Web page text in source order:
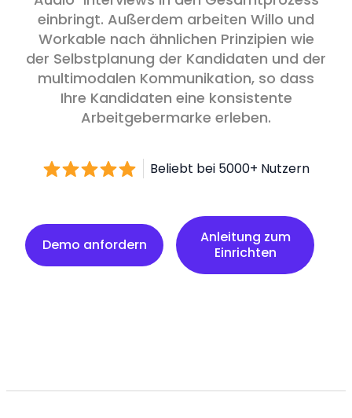
einbringt. Außerdem arbeiten Willo und
Workable nach ähnlichen Prinzipien wie
der Selbstplanung der Kandidaten und der
multimodalen Kommunikation, so dass
Ihre Kandidaten eine konsistente
Arbeitgebermarke erleben.
Beliebt bei 5000+ Nutzern
Demo anfordern
Anleitung zum
Einrichten
Anleitung zum Einrichten